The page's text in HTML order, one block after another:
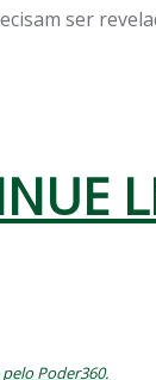
ser
Poder360.